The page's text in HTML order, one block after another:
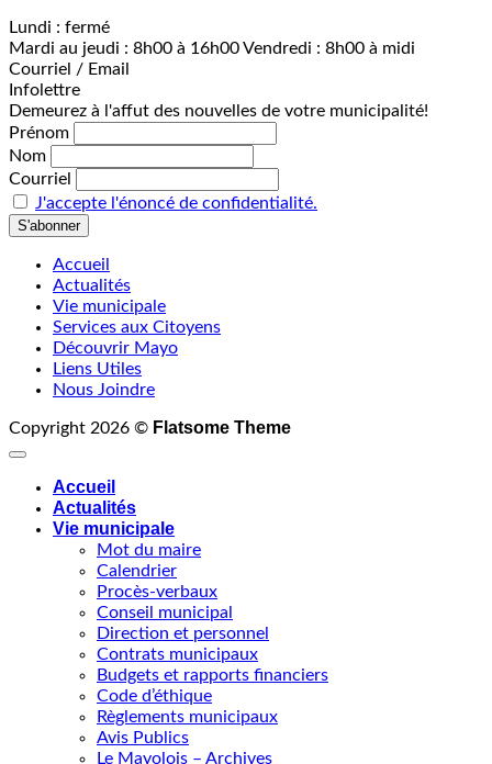
Lundi : fermé
Mardi au jeudi : 8h00 à 16h00 Vendredi : 8h00 à midi
Courriel / Email
Infolettre
Demeurez à l'affut des nouvelles de votre municipalité!
Prénom
Nom
Courriel
J'accepte l'énoncé de confidentialité.
Accueil
Actualités
Vie municipale
Services aux Citoyens
Découvrir Mayo
Liens Utiles
Nous Joindre
Copyright 2026 © Flatsome Theme
Accueil
Actualités
Vie municipale
Mot du maire
Calendrier
Procès-verbaux
Conseil municipal
Direction et personnel
Contrats municipaux
Budgets et rapports financiers
Code d’éthique
Règlements municipaux
Avis Publics
Le Mayolois – Archives